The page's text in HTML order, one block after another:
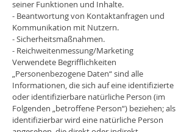
seiner Funktionen und Inhalte.
- Beantwortung von Kontaktanfragen und
Kommunikation mit Nutzern.
- Sicherheitsmaßnahmen.
- Reichweitenmessung/Marketing
Verwendete Begrifflichkeiten
„Personenbezogene Daten“ sind alle
Informationen, die sich auf eine identifizierte
oder identifizierbare natürliche Person (im
Folgenden „betroffene Person“) beziehen; als
identifizierbar wird eine natürliche Person